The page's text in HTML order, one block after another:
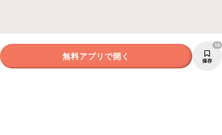
無料アプリで開く 保存
15